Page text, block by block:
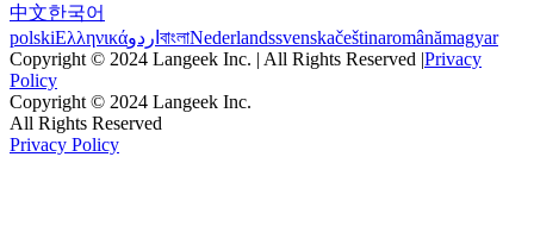
中文한국어
polskiΕλληνικάاردو বাংলাNederlandssvenskačeštinaromânămagyar
Copyright © 2024 Langeek Inc. | All Rights Reserved |Privacy
Policy
Copyright © 2024 Langeek Inc.
All Rights Reserved
Privacy Policy